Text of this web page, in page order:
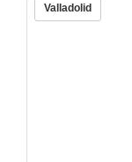
Valladolid